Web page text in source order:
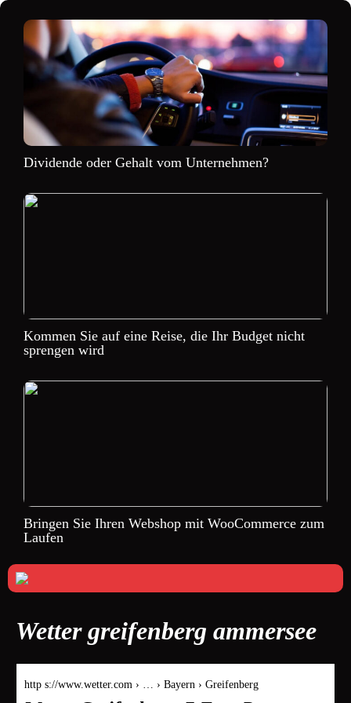
Dividende oder Gehalt vom Unternehmen?
Kommen Sie auf eine Reise, die Ihr Budget nicht
sprengen wird
Bringen Sie Ihren Webshop mit WooCommerce zum
Laufen
Wetter greifenberg ammersee
http s://www.wetter.com › … › Bayern › Greifenberg